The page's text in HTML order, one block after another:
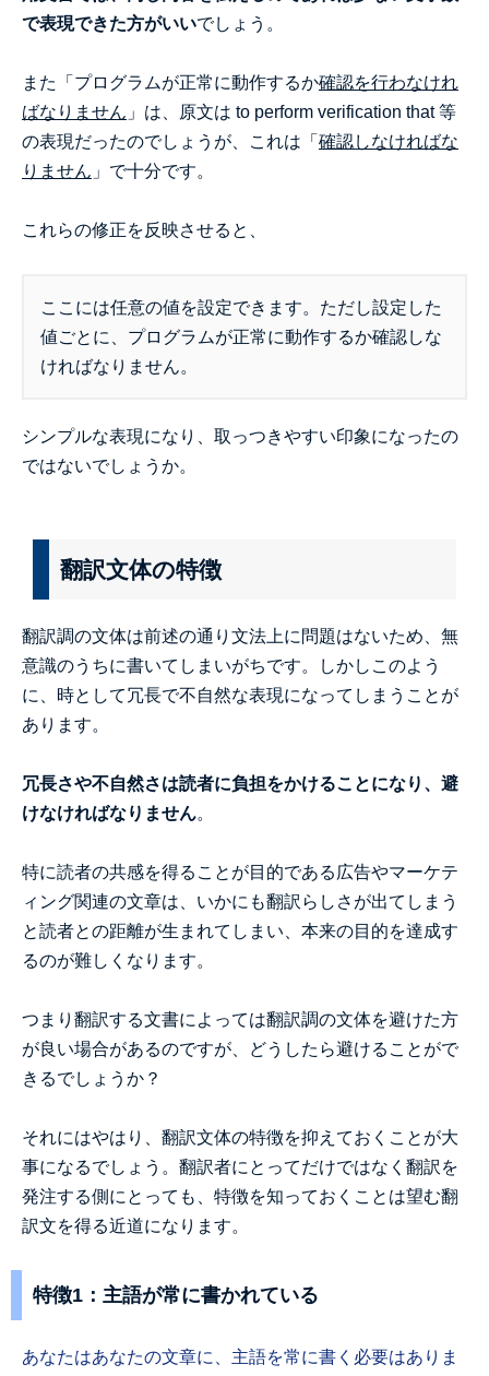
で表現できた方がいいでしょう。
また「プログラムが正常に動作するか確認を行わなけれ
ばなりません 」は、原文は to perform verification that 等
の表現だったのでしょうが、これは「 確認しなければな
りません 」で十分です。
これらの修正を反映させると、
ここには任意の値を設定できます。ただし設定した
値ごとに、プログラムが正常に動作するか確認しな
ければなりません。
シンプルな表現になり、取っつきやすい印象になったの
ではないでしょうか。
翻訳文体の特徴
翻訳調の文体は前述の通り文法上に問題はないため、無
意識のうちに書いてしまいがちです。しかしこのよう
に、時として冗長で不自然な表現になってしまうことが
あります。
冗長さや不自然さは読者に負担をかけることになり、避
けなければなりません。
特に読者の共感を得ることが目的である広告やマーケテ
ィング関連の文章は、いかにも翻訳らしさが出てしまう
と読者との距離が生まれてしまい、本来の目的を達成す
るのが難しくなります。
つまり翻訳する文書によっては翻訳調の文体を避けた方
が良い場合があるのですが、どうしたら避けることがで
きるでしょうか？
それにはやはり、翻訳文体の特徴を抑えておくことが大
事になるでしょう。翻訳者にとってだけではなく翻訳を
発注する側にとっても、特徴を知っておくことは望む翻
訳文を得る近道になります。
特徴1：主語が常に書かれている
あなたはあなたの文章に、主語を常に書く必要はありま